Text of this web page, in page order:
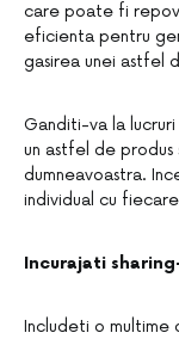
care poate fi
eficienta pentru
gasirea unei astfel
Ganditi-va la
un astfel de produs
dumneavoastra.
individual cu
Incurajati
Includeti o